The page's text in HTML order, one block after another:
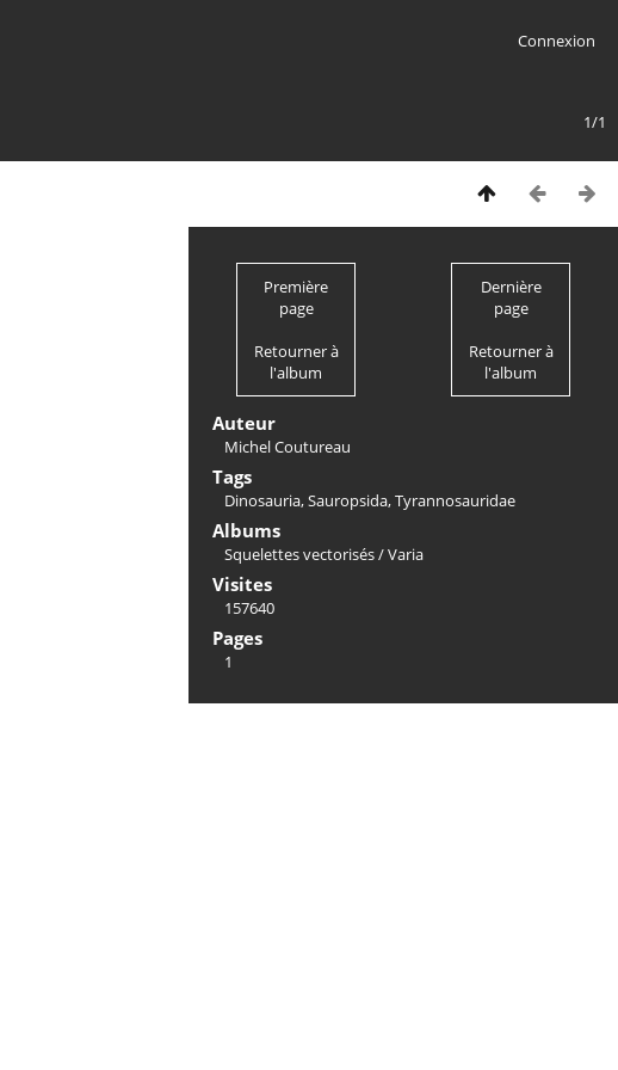
Connexion
1/1
Première
page
Retourner à
l'album
Dernière
page
Retourner à
l'album
Auteur
Michel Coutureau
Tags
Dinosauria,Sauropsida,Tyrannosauridae
Albums
Squelettes vectorisés/Varia
Visites
157640
Pages
1